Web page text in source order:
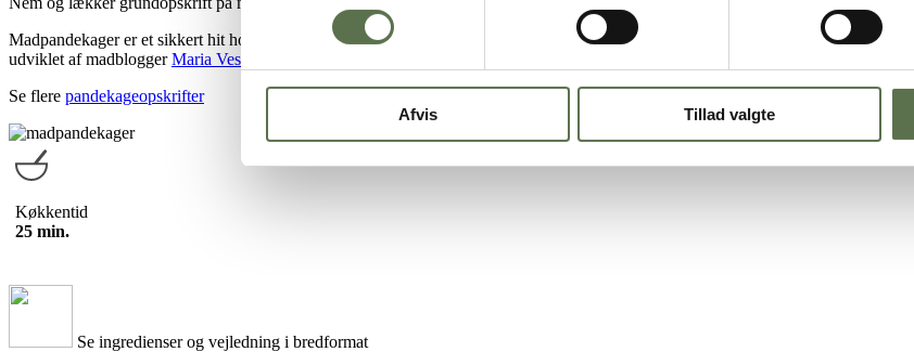
Afvis Tillad valgte
Madpandekager er et sikkert hit hos børnene. Er ideel til aftensmaden, eller en lækker madpakken og de er nemme at lave. Fyld
udviklet af madbloggerMaria Vestergaard
Se flere pandekageopskrifter
Køkkentid
25 min.
Se ingredienser og vejledning i bredformat